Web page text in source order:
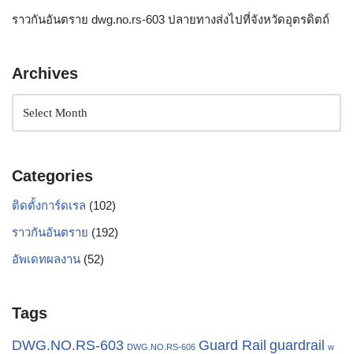
ราวกันอันตราย dwg.no.rs-603 ปลายทางส่งไปที่จังหวัดอุตรดิตถ์
Archives
Categories
ติดตั้งการ์ดเรล (102)
ราวกันอันตราย (192)
อัพเดทผลงาน (52)
Tags
DWG.NO.RS-603 DWG.NO.RS-606 Guard Rail guardrail w